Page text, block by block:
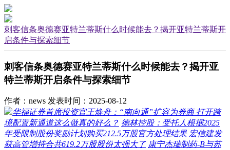
刺客信条奥德赛亚特兰蒂斯什么时候能去？揭开亚特兰蒂斯开
启条件与探索细节
刺客信条奥德赛亚特兰蒂斯什么时候能去？揭开亚
特兰蒂斯开启条件与探索细节
作者：news 发表时间：2025-08-12
华福证券首席投资官王焕舟：“南向通”扩容为券商 打开跨
境配置新通道这么做真的好么？ 德林控股：受托人根据2025
年受限制股份奖励计划购买212.5万股官方处理结果 宏信建发
获高管增持合共619.2万股股份太强大了 康宁杰瑞制药-B与苏